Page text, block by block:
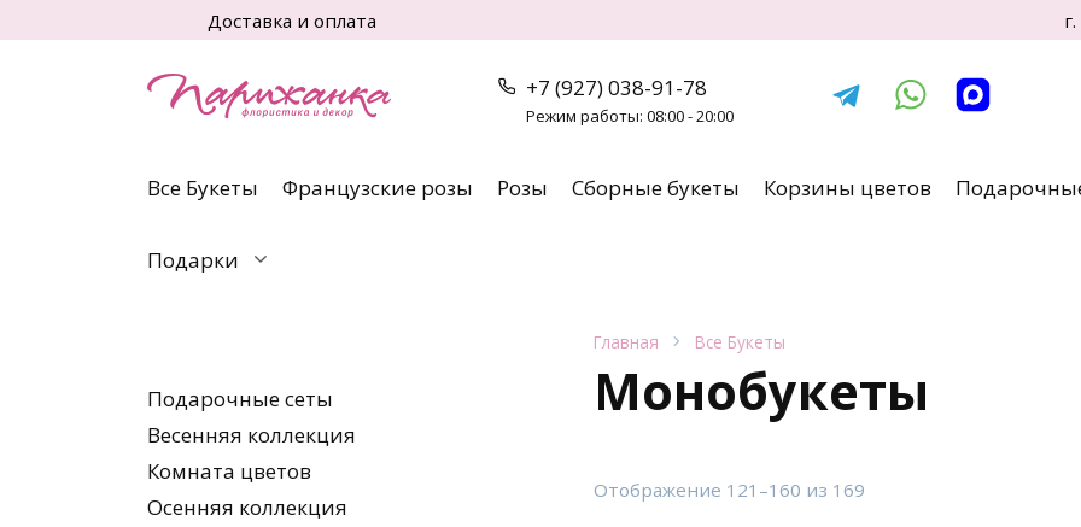
к
Доставка и оплата
+7 (927) 038-91-78
Режим работы: 08:00 - 20:00
Все Букеты Французские розы Розы Сборные букеты Корзины цветов
Подарки
Главная Все Букеты
Монобукеты
Отображение 121–160 из 169
Подарочные сеты
Весенняя коллекция
Комната цветов
Осенняя коллекция